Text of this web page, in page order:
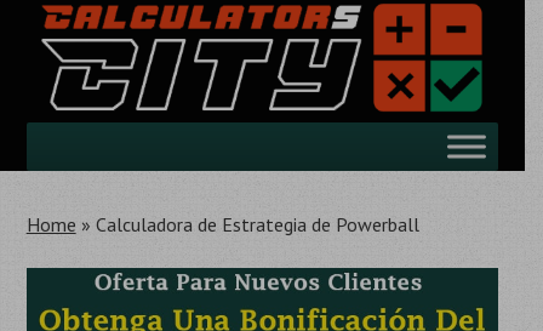
Saltar
contenido
principal
al
Home » Calculadora de Estrategia de Powerball